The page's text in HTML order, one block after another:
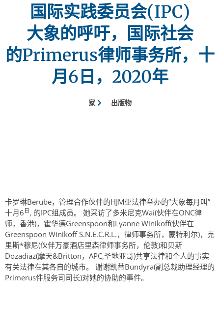
国际实践委员会(IPC)
大象的呼吁，国际社会
的Primerus律师事务所，十
月6日，2020年
家 出版物
卡罗琳Berube，管理合作伙伴的HJM亚法律举办的”大象每月叫”
十月6 日, 的IPC组成员。 她采访了多米尼克Wai(伙伴在ONC律
师，香港)，霍华德Greenspoon和Lyanne Winikoff(伙伴在
Greenspoon Winikoff S.N.E.C.R.L.，律师事务所，蒙特利尔)，克
里斯*穆尼(伙伴万豪酒店里森律师事务所，伦敦)和贝斯
Dozadiaz(摩天&Britton，APC,圣地亚哥)共享法律和个人的事实
有关法律在其各自的城市。 谢谢凯蒂Bundyra(副总裁助理经理的
Primerus件服务司司长)对她的协助的事件。